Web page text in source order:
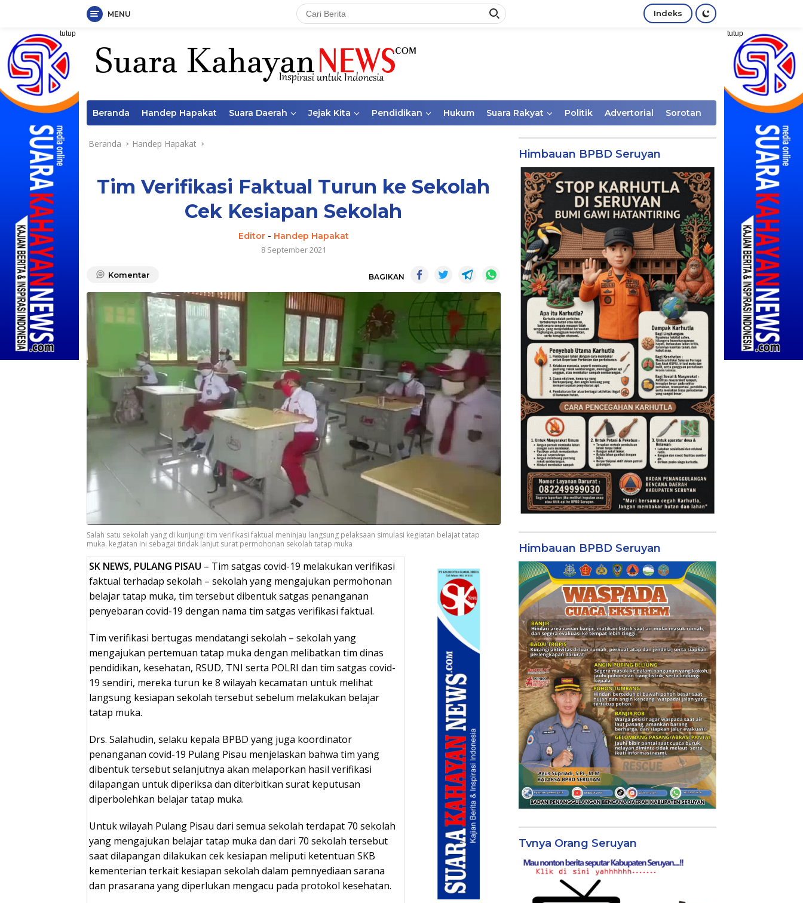
Langsung
konten
MENU Indeks
tutup tutup
Beranda Handep Hapakat Suara Daerah Jejak Kita Pendidikan Hukum Suara Rakyat Politik Advertorial Sorotan
Beranda Handep Hapakat
Tim Verifikasi Faktual Turun ke Sekolah
Cek Kesiapan Sekolah
Editor- Handep Hapakat
8 September 2021
Komentar BAGIKAN
Salah satu sekolah yang di kunjungi tim verifikasi faktual meninjau langsung pelaksaan simulasi kegiatan belajat tatap
muka. kegiatan ini sebagai tindak lanjut surat permohonan sekolah tatap muka
SK NEWS, PULANG PISAU – Tim satgas covid-19 melakukan verifikasi
faktual terhadap sekolah – sekolah yang mengajukan permohonan
belajar tatap muka, tim tersebut dibentuk satgas penanganan
penyebaran covid-19 dengan nama tim satgas verifikasi faktual.
Tim verifikasi bertugas mendatangi sekolah – sekolah yang
mengajukan pertemuan tatap muka dengan melibatkan tim dinas
pendidikan, kesehatan, RSUD, TNI serta POLRI dan tim satgas covid-
19 sendiri, mereka turun ke 8 wilayah kecamatan untuk melihat
langsung kesiapan sekolah tersebut sebelum melakukan belajar
tatap muka.
Drs. Salahudin, selaku kepala BPBD yang juga koordinator
penanganan covid-19 Pulang Pisau menjelaskan bahwa tim yang
dibentuk tersebut selanjutnya akan melaporkan hasil verifikasi
dilapangan untuk diperiksa dan diterbitkan surat keputusan
diperbolehkan belajar tatap muka.
Untuk wilayah Pulang Pisau dari semua sekolah terdapat 70 sekolah
yang mengajukan belajar tatap muka dan dari 70 sekolah tersebut
saat dilapangan dilakukan cek kesiapan meliputi ketentuan SKB
kementerian terkait kesiapan sekolah dalam pemnyediaan sarana
dan prasarana yang diperlukan mengacu pada protokol kesehatan.
Himbauan BPBD Seruyan
Himbauan BPBD Seruyan
Tvnya Orang Seruyan